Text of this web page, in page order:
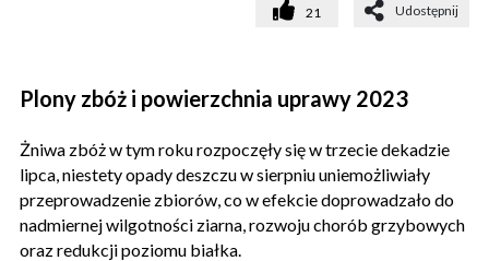
21 Udostępnij
Plony zbóż i powierzchnia uprawy 2023
Żniwa zbóż w tym roku rozpoczęły się w trzecie dekadzie
lipca, niestety opady deszczu w sierpniu uniemożliwiały
przeprowadzenie zbiorów, co w efekcie doprowadzało do
nadmiernej wilgotności ziarna, rozwoju chorób grzybowych
oraz redukcji poziomu białka.